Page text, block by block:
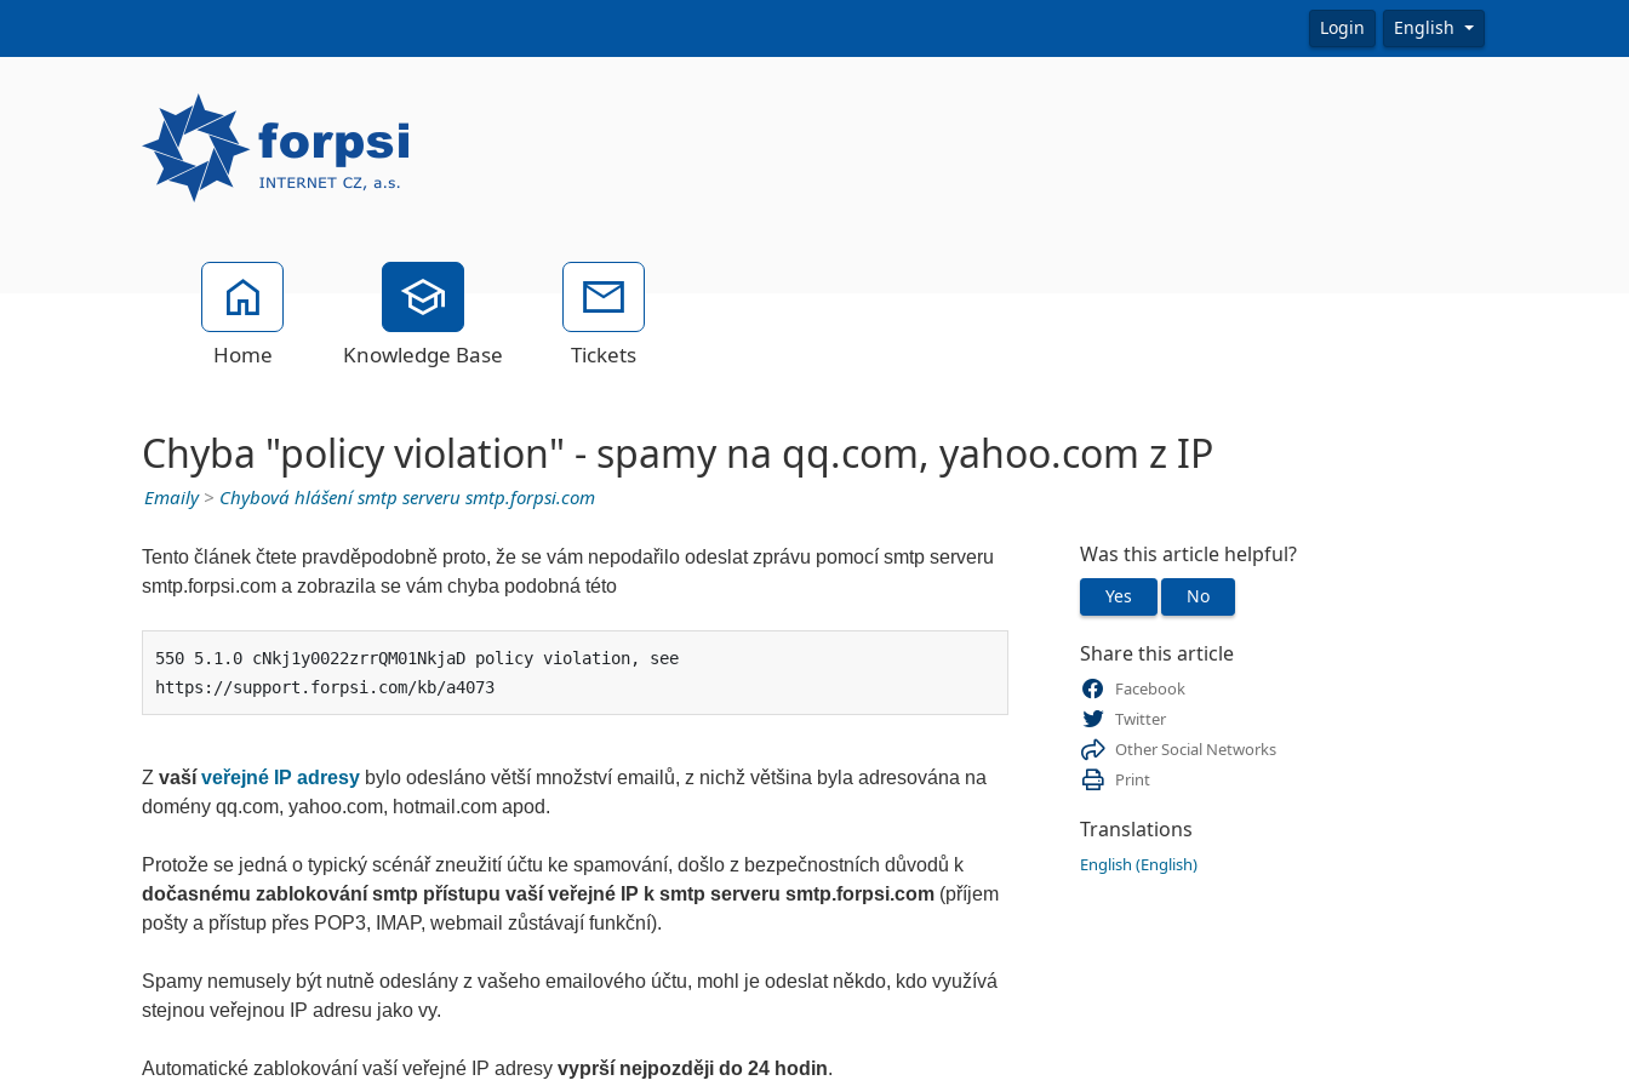
Login English
Home Knowledge Base Tickets
Chyba "policy violation" - spamy na qq.com, yahoo.com z IP
Emaily> Chybová hlášení smtp serveru smtp.forpsi.com
Tento článek čtete pravděpodobně proto, že se vám nepodařilo odeslat zprávu pomocí smtp serveru
smtp.forpsi.com a zobrazila se vám chyba podobná této
550 5.1.0 cNkj1y0022zrrQM01NkjaD policy violation, see
https://support.forpsi.com/kb/a4073
Z vaší veřejné IP adresy bylo odesláno větší množství emailů, z nichž většina byla adresována na
domény qq.com, yahoo.com, hotmail.com apod.
Protože se jedná o typický scénář zneužití účtu ke spamování, došlo z bezpečnostních důvodů k
dočasnému zablokování smtp přístupu vaší veřejné IP k smtp serveru smtp.forpsi.com (příjem
pošty a přístup přes POP3, IMAP, webmail zůstávají funkční).
Spamy nemusely být nutně odeslány z vašeho emailového účtu, mohl je odeslat někdo, kdo využívá
stejnou veřejnou IP adresu jako vy.
Automatické zablokování vaší veřejné IP adresy vyprší nejpozději do 24 hodin.
Was this article helpful?
Yes No
Share this article
Facebook
Twitter
Other Social Networks
Print
Translations
English (English)